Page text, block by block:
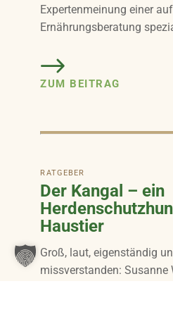
Expertenmeinung einer auf
Ernährungsberatung
ZUM BEITRAG
RATGEBER
Der Kangal – ein
Haustier
Groß, laut, eigenständig
missverstanden: